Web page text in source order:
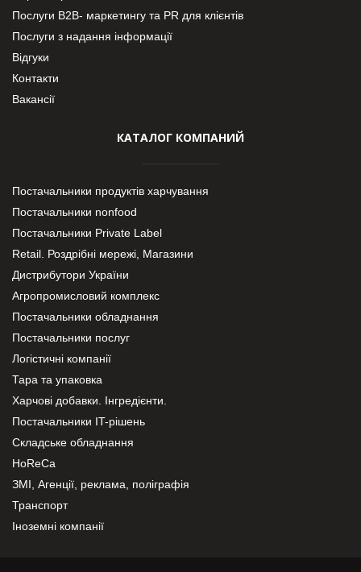
Послуги В2В- маркетингу та PR для клієнтів
Послуги з надання інформації
Відгуки
Контакти
Вакансії
КАТАЛОГ КОМПАНИЙ
Постачальники продуктів харчування
Постачальники nonfood
Постачальники Private Label
Retail. Роздрібні мережі, Магазини
Дистрибутори України
Агропромисловий комплекс
Постачальники обладнання
Постачальники послуг
Логістичні компанії
Тара та упаковка
Харчові добавки. Інгредієнти.
Постачальники IT-рішень
Складське обладнання
HoReCa
ЗМІ, Агенції, реклама, поліграфія
Транспорт
Іноземні компанії